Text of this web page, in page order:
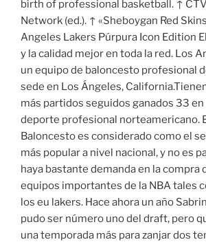
birth of professional basketball. ↑
Network (ed.). ↑ «Sheboygan Red
Angeles Lakers Púrpura Icon Edition
y la calidad mejor en toda la red. Los
un equipo de baloncesto profesional
sede en Los Ángeles,
más partidos seguidos ganados 33
deporte profesional norteamericano.
Baloncesto es considerado como el
más popular a nivel nacional, y no es
haya bastante demanda en la compra
equipos importantes de la NBA tales
los eu lakers. Hace ahora un año
pudo ser número uno del draft, pero
una temporada más para zanjar dos